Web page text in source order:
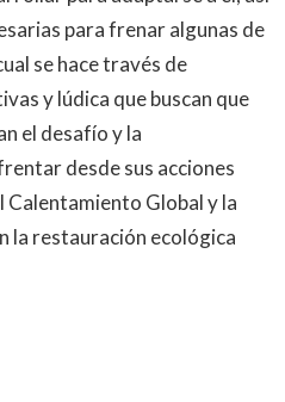
para frenar algunas de
se hace través de
y lúdica que buscan que
el desafío y la
desdesus acciones
Calentamiento Globaly la
la restauración ecológica